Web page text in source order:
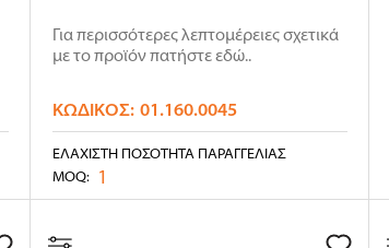
Για περισσότερες λεπτομέρειες σχετικά
με το προϊόν πατήστε εδώ..
ΚΩΔΙΚΌΣ: 01.160.0045
ΕΛΆΧΙΣΤΗ ΠΟΣΌΤΗΤΑ ΠΑΡΑΓΓΕΛΊΑΣ
MOQ: 1